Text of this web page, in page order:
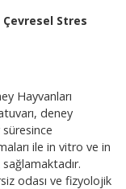
Çevresel Stres
Hayvanları
deney
süresince
ile in vitro ve in
odası ve fizyolojik